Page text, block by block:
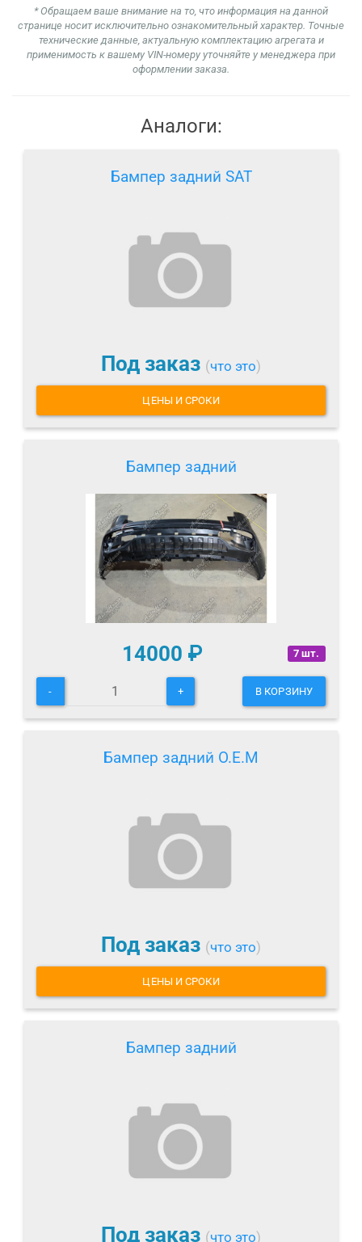
* Обращаем ваше внимание на то, что информация на данной
странице носит исключительно ознакомительный характер. Точные
технические данные, актуальную комплектацию агрегата и
применимость к вашему VIN-номеру уточняйте у менеджера при
оформлении заказа.
Аналоги:
Бампер задний SAT
Под заказ (что это)
ЦЕНЫ И СРОКИ
Бампер задний
7 шт.
14000 ₽
- + В КОРЗИНУ
Бампер задний O.E.M
Под заказ (что это)
ЦЕНЫ И СРОКИ
Бампер задний
Под заказ (что это)